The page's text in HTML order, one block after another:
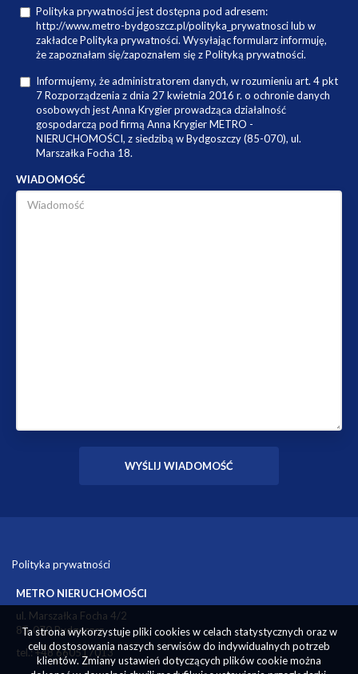
Polityka prywatności jest dostępna pod adresem:
http://www.metro-bydgoszcz.pl/polityka_prywatnosci lub w
zakładce Polityka prywatności. Wysyłając formularz informuję,
że zapoznałam się/zapoznałem się z Polityką prywatności.
Informujemy, że administratorem danych, w rozumieniu art. 4 pkt
7 Rozporządzenia z dnia 27 kwietnia 2016 r. o ochronie danych
osobowych jest Anna Krygier prowadząca działalność
gospodarczą pod firmą Anna Krygier METRO -
NIERUCHOMOŚCI, z siedzibą w Bydgoszczy (85-070), ul.
Marszałka Focha 18.
WIADOMOŚĆ
Polityka prywatności
METRO NIERUCHOMOŚCI
ul. Marszałka Focha 4/2
85-070 Bydgoszcz
tel.: +48 660517013
Ta strona wykorzystuje pliki cookies w celach statystycznych oraz w
celu dostosowania naszych serwisów do indywidualnych potrzeb
klientów. Zmiany ustawień dotyczących plików cookie można